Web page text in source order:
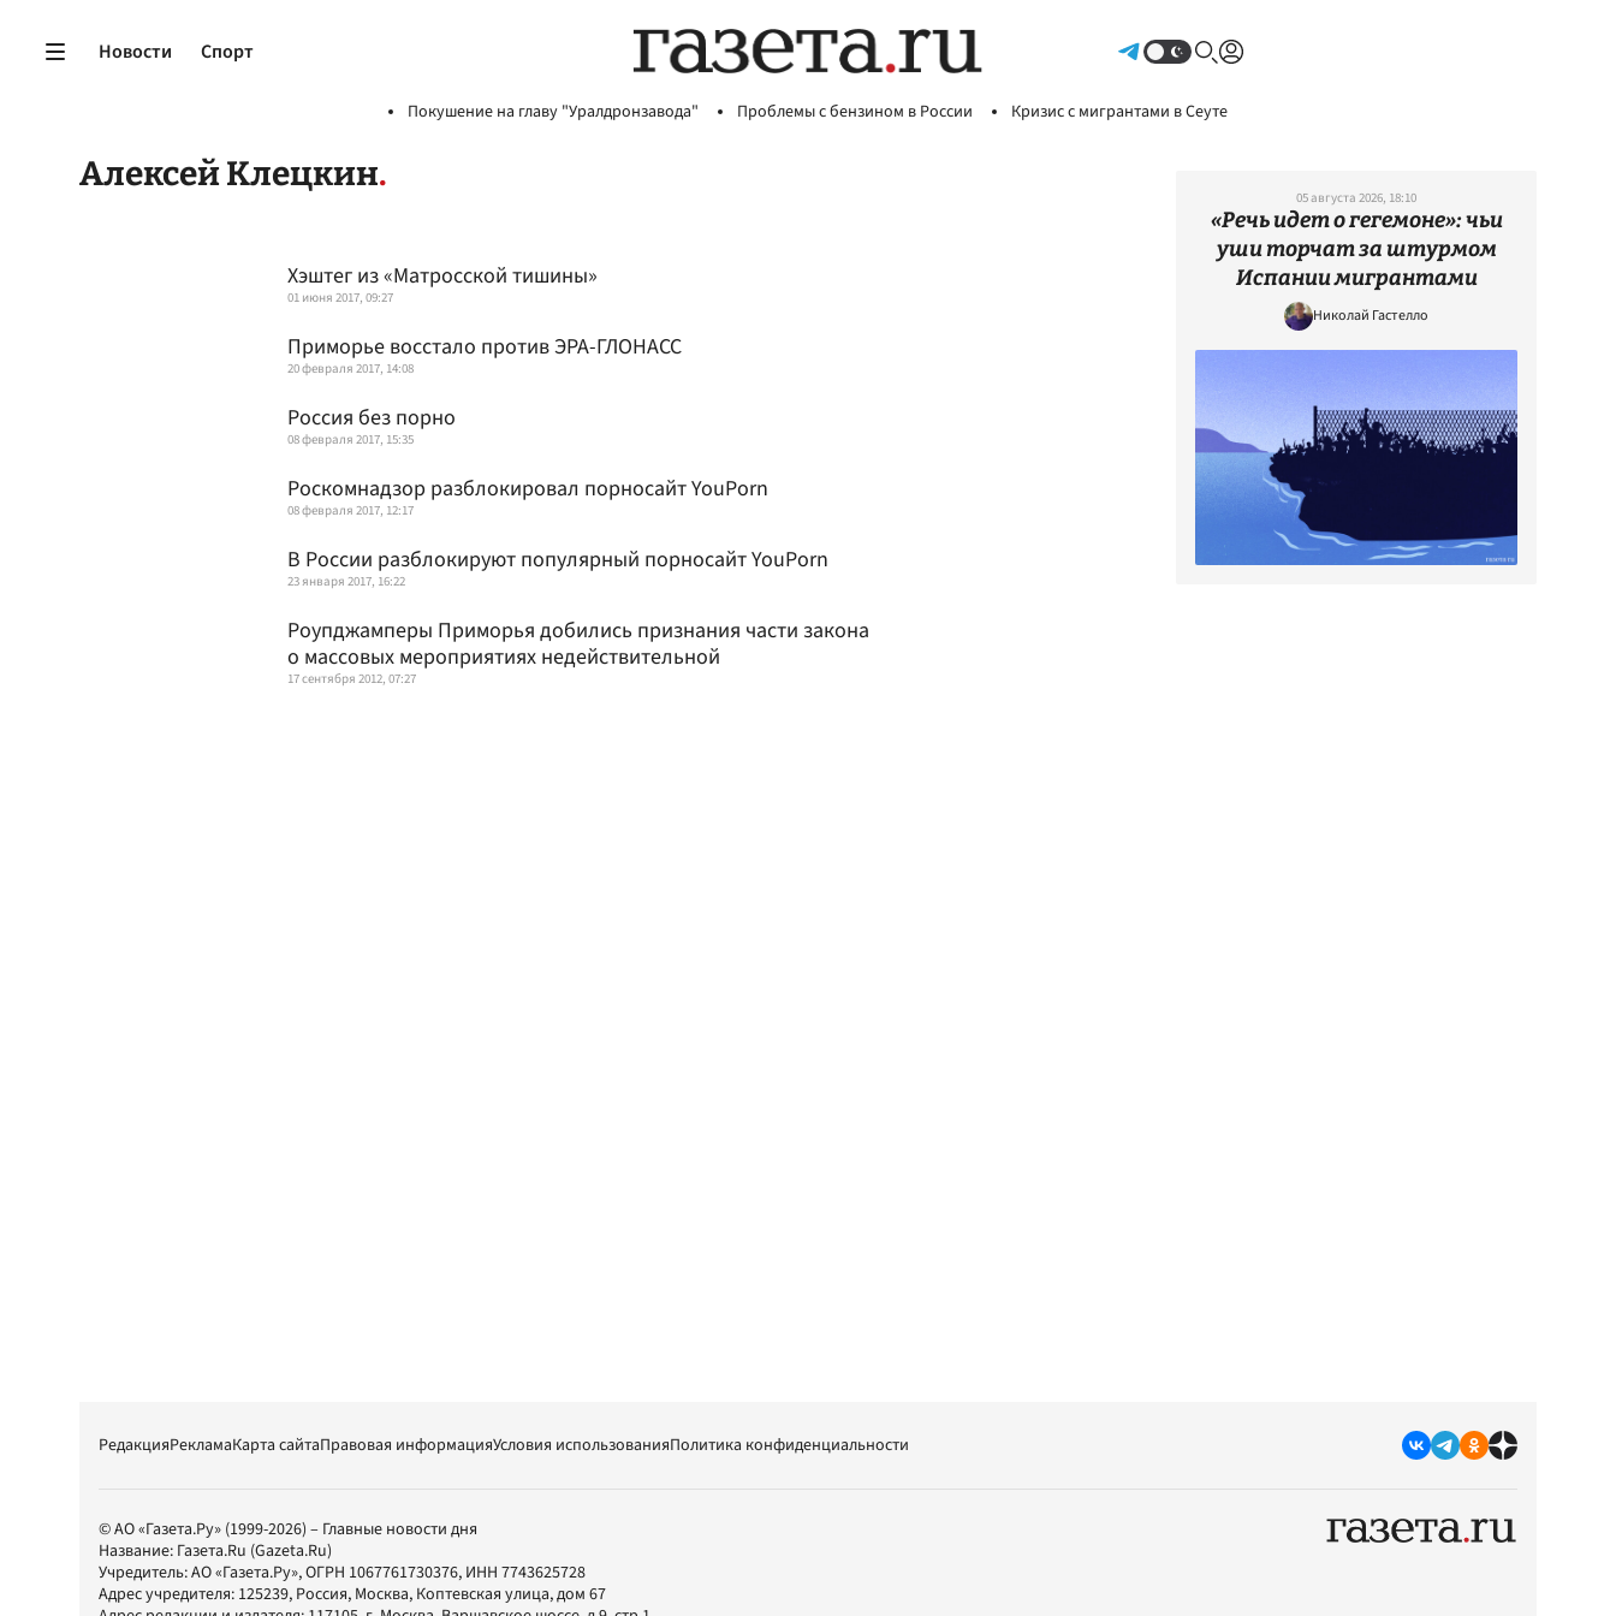
Новости Спорт
Покушение на главу "Уралдронзавода" Проблемы с бензином в России Кризис с мигрантами в Сеуте
Алексей Клецкин
Хэштег из «Матросской тишины»
01 июня 2017, 09:27
Приморье восстало против ЭРА-ГЛОНАСС
20 февраля 2017, 14:08
Россия без порно
08 февраля 2017, 15:35
Роскомнадзор разблокировал порносайт YouPorn
08 февраля 2017, 12:17
В России разблокируют популярный порносайт YouPorn
23 января 2017, 16:22
Роупджамперы Приморья добились признания части закона
о массовых мероприятиях недействительной
17 сентября 2012, 07:27
05 августа 2026, 18:10
«Речь идет о гегемоне»: чьи
уши торчат за штурмом
Испании мигрантами
Николай Гастелло
РедакцияРекламаКарта сайтаПравовая информацияУсловия использованияПолитика конфиденциальности
© АО «Газета.Ру» (1999-2026) – Главные новости дня
Название: Газета.Ru (Gazeta.Ru)
Учредитель:АО «Газета.Ру», ОГРН 1067761730376, ИНН 7743625728
Адрес учредителя: 125239, Россия, Москва, Коптевская улица, дом 67